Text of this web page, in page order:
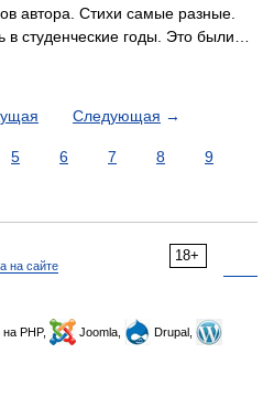
автора. Стихи самые разные.
в студенческие годы. Это были…
Следующая →
5 6 7 8
9
18+
на сайте
на PHP, Joomla,
Drupal,